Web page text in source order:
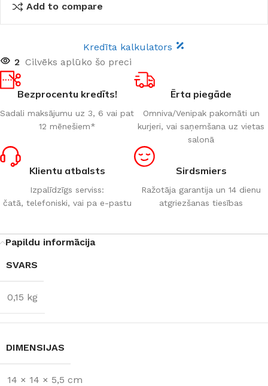
Add to compare
Kredīta kalkulators
2 Cilvēks aplūko šo preci
Bezprocentu kredīts!
Sadali maksājumu uz 3, 6 vai pat
12 mēnešiem*
Ērta piegāde
Omniva/Venipak pakomāti un
kurjeri, vai saņemšana uz vietas
salonā
Klientu atbalsts
Izpalīdzīgs serviss:
čatā, telefoniski, vai pa e-pastu
Sirdsmiers
Ražotāja garantija un 14 dienu
atgriezšanas tiesības
Papildu informācija
SVARS
0,15 kg
DIMENSIJAS
14 × 14 × 5,5 cm